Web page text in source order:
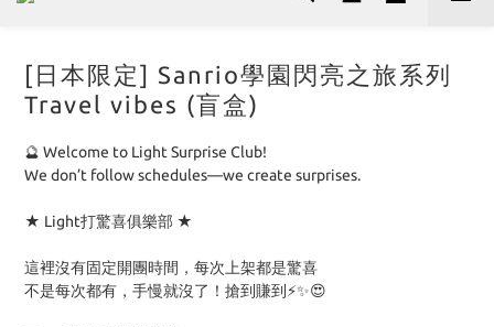
🇰🇷 𝗗𝗜𝗡𝗢𝗧𝗔𝗘𝗡𝗚 𝗛𝗢𝗠𝗘 𝗥𝗨𝗡 ｜韓國首波開賣囉 ▶ 一起參加
[日本限定] Sanrio學園閃亮之旅系列
Travel vibes (盲盒)
🔮 Welcome to Light Surprise Club!
We don’t follow schedules—we create surprises.
★ Light打驚喜俱樂部 ★
這裡沒有固定開團時間，每次上架都是驚喜
不是每次都有，手慢就沒了！搶到賺到⚡️✨😍